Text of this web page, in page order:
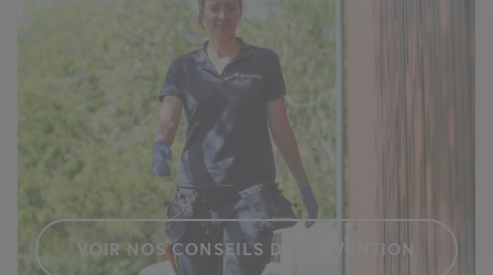
VOIR NOS CONSEILS DE PRÉVENTION